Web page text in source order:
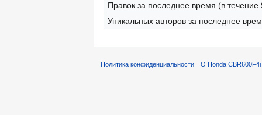
Правок за последнее время (в течение
Уникальных авторов за последнее
Политика конфиденциальности О Honda CBR600F4i